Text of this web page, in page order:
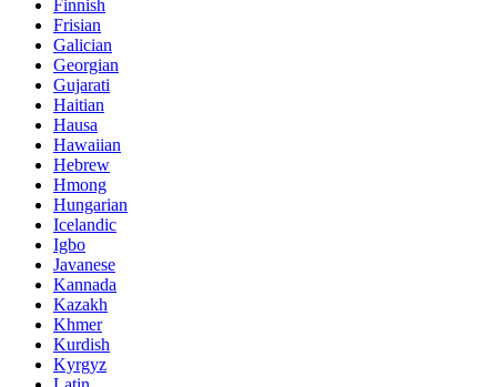
Finnish
Frisian
Galician
Georgian
Gujarati
Haitian
Hausa
Hawaiian
Hebrew
Hmong
Hungarian
Icelandic
Igbo
Javanese
Kannada
Kazakh
Khmer
Kurdish
Kyrgyz